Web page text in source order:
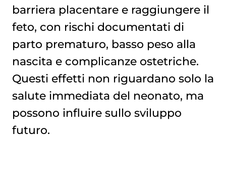
barriera placentare e raggiungere il
feto, con rischi documentati di
parto prematuro, basso peso alla
nascita e complicanze ostetriche.
Questi effetti non riguardano solo la
salute immediata del neonato, ma
possono influire sullo sviluppo
futuro.